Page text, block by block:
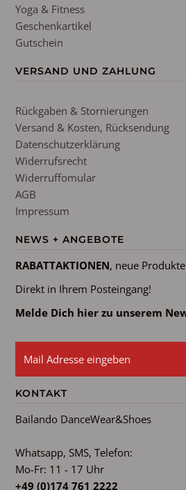
Yoga & Fitness
Geschenkartikel
Gutschein
VERSAND UND ZAHLUNG
Rückgaben & Stornierungen
Versand & Kosten, Rücksendung
Datenschutzerklärung
Widerrufsrecht
Widerruffomular
AGB
Impressum
NEWS + ANGEBOTE
RABATTAKTIONEN, neue
Direkt in Ihrem Posteingang!
Melde Dich hier zu unserem
KONTAKT
Bailando DanceWear&Shoes
Whatsapp, SMS, Telefon:
Mo-Fr: 11 - 17 Uhr
+49 (0)174 761 2222